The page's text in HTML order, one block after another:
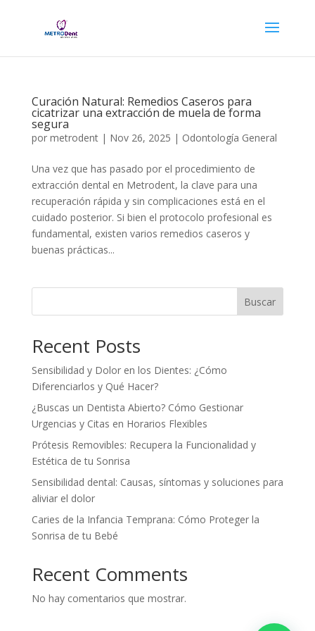
Curación Natural: Remedios Caseros para
cicatrizar una extracción de muela de forma
segura
por metrodent| Nov 26, 2025 | Odontología General
Una vez que has pasado por el procedimiento de
extracción dental en Metrodent, la clave para una
recuperación rápida y sin complicaciones está en el
cuidado posterior. Si bien el protocolo profesional es
fundamental, existen varios remedios caseros y
buenas prácticas...
Buscar
Recent Posts
Sensibilidad y Dolor en los Dientes: ¿Cómo
Diferenciarlos y Qué Hacer?
¿Buscas un Dentista Abierto? Cómo Gestionar
Urgencias y Citas en Horarios Flexibles
Prótesis Removibles: Recupera la Funcionalidad y
Estética de tu Sonrisa
Sensibilidad dental: Causas, síntomas y soluciones para
aliviar el dolor
Caries de la Infancia Temprana: Cómo Proteger la
Sonrisa de tu Bebé
Recent Comments
No hay comentarios que mostrar.